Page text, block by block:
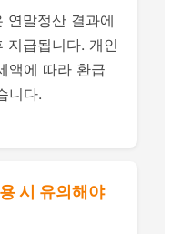
연말정산 결과에
지급됩니다. 개인
액에 따라 환급
니다.
시 유의해야